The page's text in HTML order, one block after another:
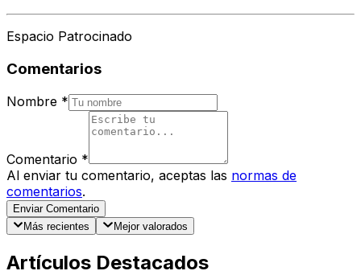
Espacio Patrocinado
Comentarios
Nombre *
Comentario *
Al enviar tu comentario, aceptas las normas de
comentarios.
Enviar Comentario
Más recientes
Mejor valorados
Artículos Destacados